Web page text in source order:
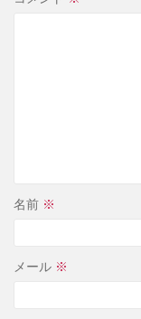
名前 ※
メール ※